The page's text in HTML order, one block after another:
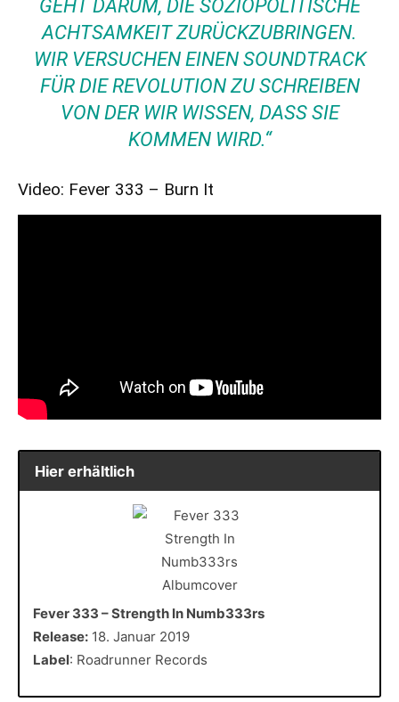
EHT DARUM, DIE SOZIOPOLITISCHE A
CHTSAMKEIT ZURÜCKZUBRINGEN. W
IR VERSUCHEN EINEN SOUNDTRACK F
ÜR DIE REVOLUTION ZU SCHREIBEN V
ON DER WIR WISSEN, DASS SIE K
OMMEN WIRD.“
Video: Fever 333 – Burn It
Hier erhältlich
Fever 333 – Strength In Numb333rs
Release: 18. Januar 2019
Label: Roadrunner Records